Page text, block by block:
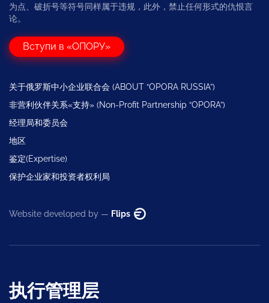
为点、破折号等符号同样属于违规，此外，禁止任何形式的仇恨言
论。
Вступи в «ОПОРУ»
关于俄罗斯中小企业联合会 (ABOUT “OPORA RUSSIA”)
非营利伙伴关系«支持» (Non-Profit Partnership “OPORA”)
经理局和委员会
地区
鉴定(Expertise)
保护企业家和投资者权利局
Website developed by — Flips
执行管理层